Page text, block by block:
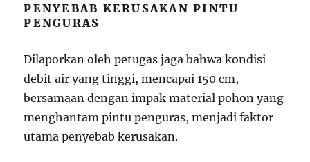
PENYEBAB KERUSAKAN PINTU
PENGURAS
Dilaporkan oleh petugas jaga bahwa kondisi
debit air yang tinggi, mencapai 150 cm,
bersamaan dengan impak material pohon yang
menghantam pintu penguras, menjadi faktor
utama penyebab kerusakan.